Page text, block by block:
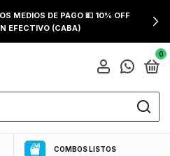
MEDIOS DE PAGO 💵 10% OFF
EFECTIVO (CABA)
0
COMBOS LISTOS